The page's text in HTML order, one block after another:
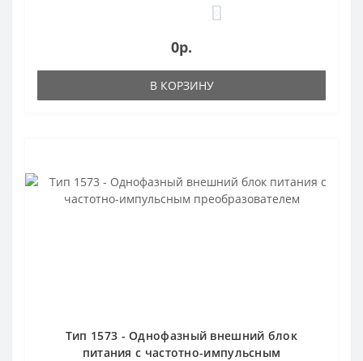
0р.
В КОРЗИНУ
Тип 1573 - Однофазный внешний блок
питания с частотно-импульсным